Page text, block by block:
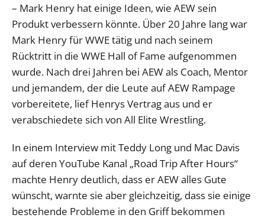
– Mark Henry hat einige Ideen, wie AEW sein
Produkt verbessern könnte. Über 20 Jahre lang war
Mark Henry für WWE tätig und nach seinem
Rücktritt in die WWE Hall of Fame aufgenommen
wurde. Nach drei Jahren bei AEW als Coach, Mentor
und jemandem, der die Leute auf AEW Rampage
vorbereitete, lief Henrys Vertrag aus und er
verabschiedete sich von All Elite Wrestling.
In einem Interview mit Teddy Long und Mac Davis
auf deren YouTube Kanal „Road Trip After Hours“
machte Henry deutlich, dass er AEW alles Gute
wünscht, warnte sie aber gleichzeitig, dass sie einige
bestehende Probleme in den Griff bekommen